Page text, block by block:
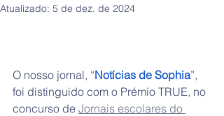
Atualizado: 5 de dez. de 2024
O nosso jornal, “Notícias de Sophia”,
foi distinguido com o Prémio TRUE, no
concurso de Jornais escolares do